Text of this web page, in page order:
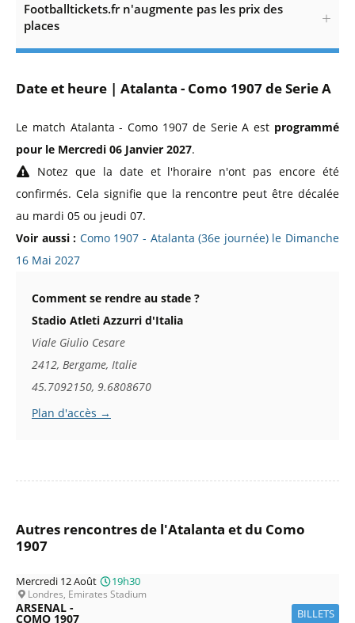
Footballtickets.fr n'augmente pas les prix des
places
Date et heure | Atalanta - Como 1907 de Serie A
Le match Atalanta - Como 1907 de Serie A est programmé
pour le Mercredi 06 Janvier 2027.
Notez que la date et l'horaire n'ont pas encore été
confirmés. Cela signifie que la rencontre peut être décalée
au mardi 05 ou jeudi 07.
Voir aussi : Como 1907 - Atalanta (36e journée) le Dimanche
16 Mai 2027
Comment se rendre au stade ?
Stadio Atleti Azzurri d'Italia
Viale Giulio Cesare
2412, Bergame, Italie
45.7092150, 9.6808670
Plan d'accès →
Autres rencontres de l'Atalanta et du Como
1907
Mercredi 12 Août 19h30
Londres, Emirates Stadium
BILLETS
ARSENAL -
COMO 1907